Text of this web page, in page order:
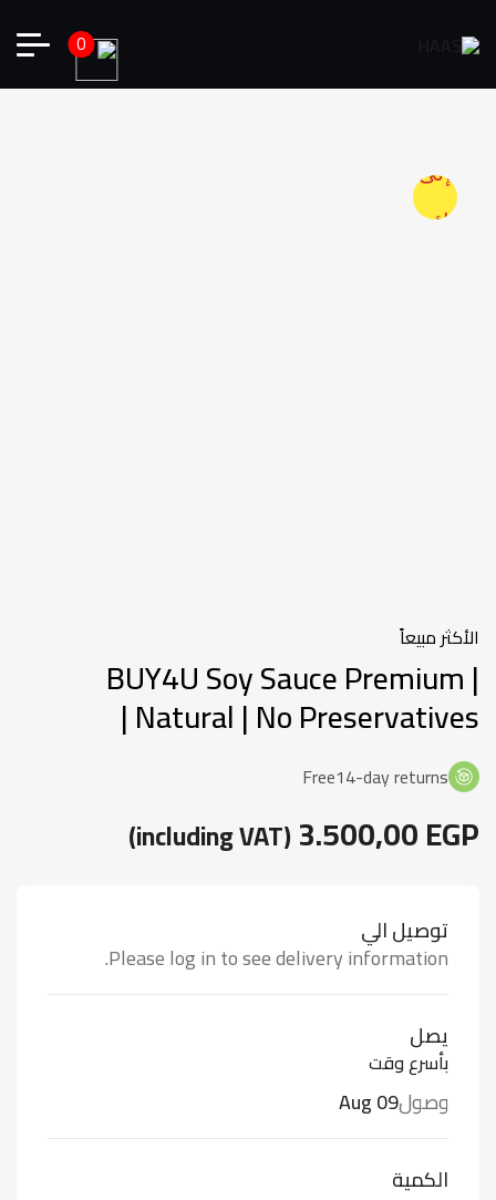
إلى
قائمة
الأكثر مبيعاً
BUY4U Soy Sauce Premium |
Natural | No Preservatives |
Free14-day returns
3.500,00EGP
(including VAT)
توصيل الي
Please log in to see delivery information.
يصل
بأسرع وقت
وصولAug 09
الكمية
0